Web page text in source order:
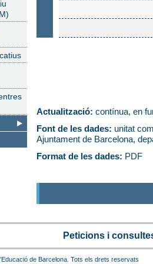
Actualització: contínua, en
Font de les dades: unitat
Ajuntament de Barcelona,
Format de les dades: PDF
Peticions i
de Barcelona. Tots els drets reservats